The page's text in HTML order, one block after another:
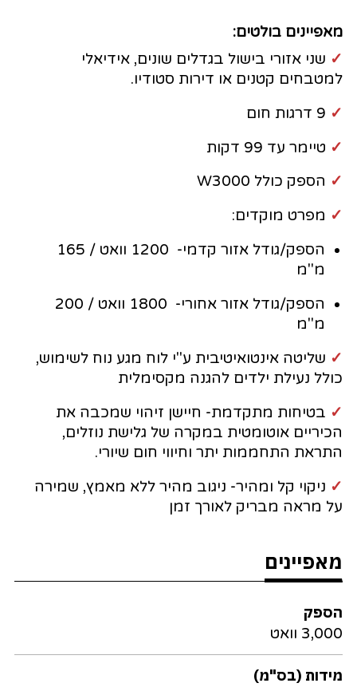
מאפיינים בולטים:
✓ שני אזורי בישול בגדלים שונים, אידיאלי
למטבחים קטנים או דירות סטודיו.
✓ 9 דרגות חום
✓ טיימר עד 99 דקות
✓ הספק כולל W3000
✓ מפרט מוקדים:
הספק/גודל אזור קדמי- 1200 וואט / 165
מ"מ
הספק/גודל אזור אחורי- 1800 וואט / 200
מ"מ
✓ שליטה אינטואיטיבית ע"י לוח מגע נוח לשימוש,
כולל נעילת ילדים להגנה מקסימלית
✓ בטיחות מתקדמת- חיישן זיהוי שמכבה את
הכיריים אוטומטית במקרה של גלישת נוזלים,
התראת התחממות יתר וחיווי חום שיורי.
✓ ניקוי קל ומהיר- ניגוב מהיר ללא מאמץ, שמירה
על מראה מבריק לאורך זמן
מאפיינים
הספק
3,000 וואט
מידות (בס"מ)